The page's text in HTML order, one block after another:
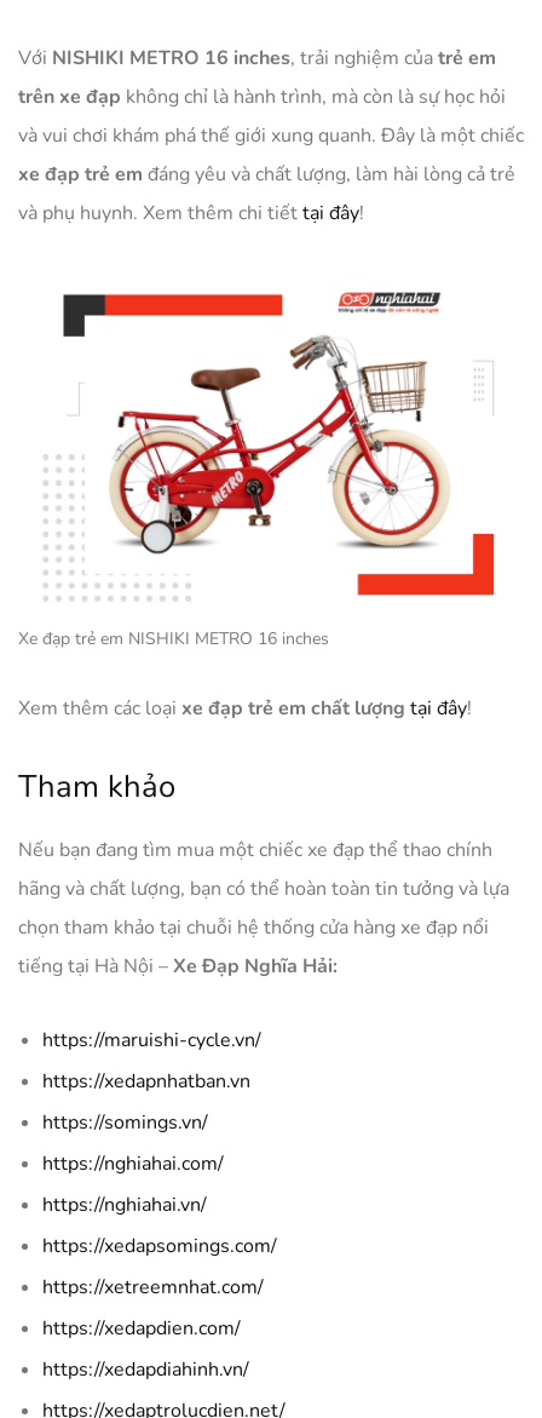
Với NISHIKI METRO 16 inches, trải nghiệm củatrẻ em
trên xe đạp không chỉ là hành trình, mà còn là sự học hỏi
và vui chơi khám phá thế giới xung quanh. Đây là một chiếc
xe đạp trẻ em đáng yêu và chất lượng, làm hài lòng cả trẻ
và phụ huynh. Xem thêm chi tiếttại đây!
Xe đạp trẻ em NISHIKI METRO 16 inches
Xem thêm các loại xe đạp trẻ em chất lượng tại đây!
Tham khảo
Nếu bạn đang tìm mua một chiếc xe đạp thể thao chính
hãng và chất lượng, bạn có thể hoàn toàn tin tưởng và lựa
chọn tham khảo tại chuỗi hệ thống cửa hàng xe đạp nổi
tiếng tại Hà Nội –Xe Đạp Nghĩa Hải:
https://maruishi-cycle.vn/
https://xedapnhatban.vn
https://somings.vn/
https://nghiahai.com/
https://nghiahai.vn/
https://xedapsomings.com/
https://xetreemnhat.com/
https://xedapdien.com/
https://xedapdiahinh.vn/
https://xedaptrolucdien.net/